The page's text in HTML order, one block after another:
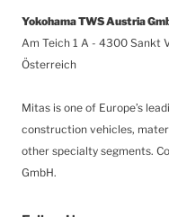
Yokohama TWS Austria
Am Teich 1 A - 4300 Sankt
Österreich
Mitas is one of Europe’s
construction vehicles,
other specialty segments.
GmbH.